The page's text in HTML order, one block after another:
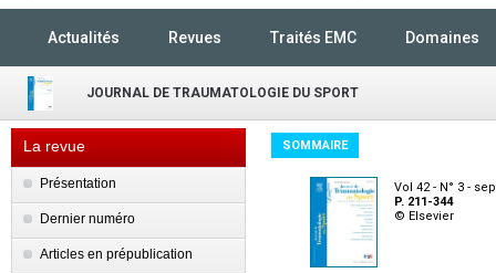
Actualités Revues Traités EMC Domaines
JOURNAL DE TRAUMATOLOGIE DU SPORT
La revue
Présentation
Dernier numéro
Articles en prépublication
SOMMAIRE
Vol 42 - N° 3 -
P. 211-344
© Elsevier